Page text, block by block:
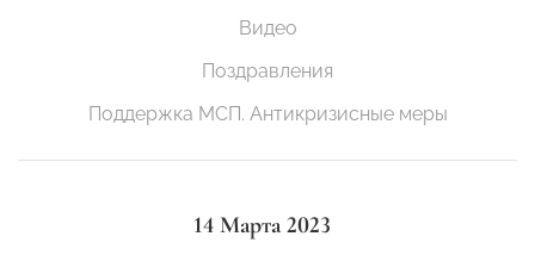
Видео
Поздравления
Поддержка МСП. Антикризисные меры
14 Марта 2023